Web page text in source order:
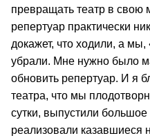
превращать театр в свою
репертуар практически
докажет, что ходили, а
убрали. Мне нужно было
обновить репертуар. И я
театра, что мы
сутки, выпустили
реализовали